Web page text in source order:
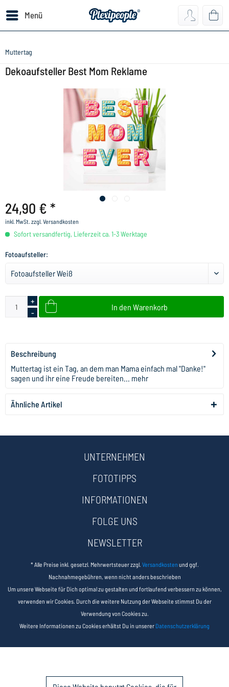
Menü
Muttertag
Dekoaufsteller Best Mom Reklame
24,90 € *
inkl. MwSt. zzgl. Versandkosten
Sofort versandfertig, Lieferzeit ca. 1-3 Werktage
Fotoaufsteller:
+
-
In den Warenkorb
Beschreibung
Muttertag ist ein Tag, an dem man Mama einfach mal "Danke!"
sagen und ihr eine Freude bereiten... mehr
Ähnliche Artikel
UNTERNEHMEN
FOTOTIPPS
INFORMATIONEN
FOLGE UNS
NEWSLETTER
* Alle Preise inkl. gesetzl. Mehrwertsteuer zzgl. Versandkosten und ggf.
Nachnahmegebühren, wenn nicht anders beschrieben
Um unsere Webseite für Dich optimal zu gestalten und fortlaufend verbessern zu können,
verwenden wir Cookies. Durch die weitere Nutzung der Webseite stimmst Du der
Verwendung von Cookies zu.
Weitere Informationen zu Cookies erhältst Du in unserer Datenschutzerklärung